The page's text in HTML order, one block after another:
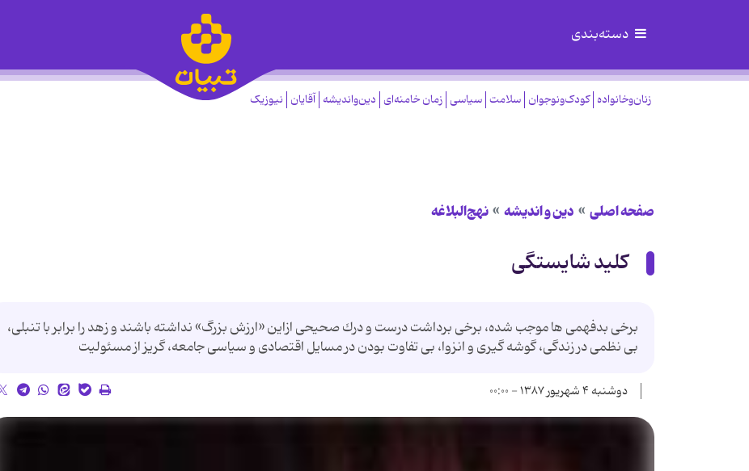
دسته‌بندی
زنان‌وخانواده کودک‌ونوجوان سلامت سیاسی زمان خامنه‌ای دین‌واندیشه آقایان نیوزیک
صفحه اصلی دین و اندیشه نهج‌البلاغه
کلید شایستگی
برخی بدفهمی ها موجب شده، برخی برداشت درست و درك‌ صحيحی ازاين «ارزش بزرگ» نداشته باشند و زهد را برابر با تنبلی،
بی نظمی در زندگی، گوشه گيری و انزوا، بی تفاوت بودن در مسایل اقتصادی و سياسی جامعه، گريز از مسئوليت
دوشنبه ۴ شهریور ۱۳۸۷ - ۰۰:۰۰